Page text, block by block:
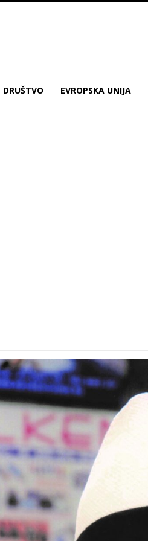
DRUŠTVO EVROPSKA UNIJA